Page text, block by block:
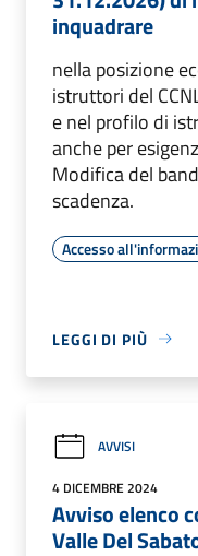
inquadrare
nella posizione
istruttori del
e nel profilo di
anche per
Modifica del
scadenza.
Accesso
LEGGI DI PIÙ
AVVISI
4 DICEMBRE 2024
Avviso elenco
Valle Del